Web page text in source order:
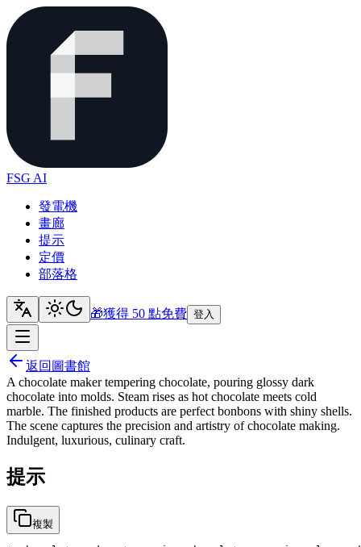
FSG AI
發電機
畫廊
提示
定價
部落格
🎁獲得 50 點免費 登入
返回圖書館
A chocolate maker tempering chocolate, pouring glossy dark
chocolate into molds. Steam rises as hot chocolate meets cold
marble. The finished products are perfect bonbons with shiny shells.
The scene captures the precision and artistry of chocolate making.
Indulgent, luxurious, culinary craft.
提示
複製